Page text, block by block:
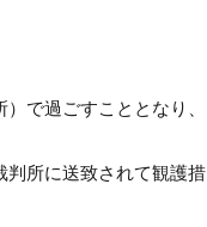
で過ごすこととなり、
判所に送致されて観護措